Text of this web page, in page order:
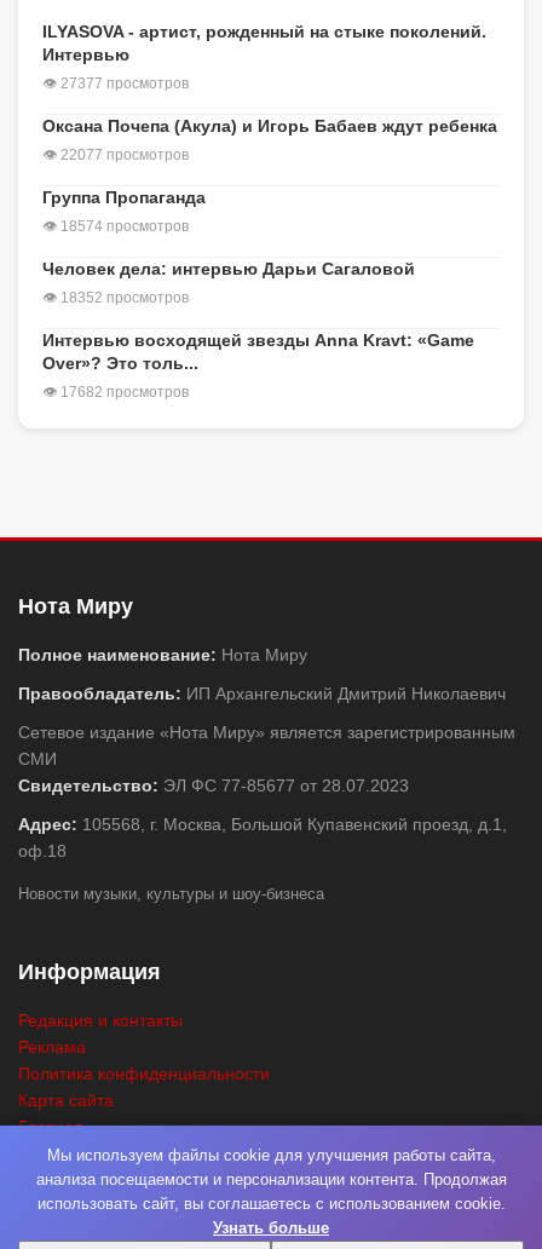
ILYASOVA - артист, рожденный на стыке поколений.
Интервью
👁 27377 просмотров
Оксана Почепа (Акула) и Игорь Бабаев ждут ребенка
👁 22077 просмотров
Группа Пропаганда
👁 18574 просмотров
Человек дела: интервью Дарьи Сагаловой
👁 18352 просмотров
Интервью восходящей звезды Anna Kravt: «Game
Over»? Это толь...
👁 17682 просмотров
Нота Миру
Полное наименование: Нота Миру
Правообладатель: ИП Архангельский Дмитрий Николаевич
Сетевое издание «Нота Миру» является зарегистрированным
СМИ
Свидетельство: ЭЛ ФС 77-85677 от 28.07.2023
Адрес: 105568, г. Москва, Большой Купавенский проезд, д.1,
оф.18
Новости музыки, культуры и шоу-бизнеса
Информация
Редакция и контакты
Реклама
Политика конфиденциальности
Карта сайта
Главная
Поиск
© 2026Нота Миру. РазработкаФабрика Медиа Мьюзик. Все права
Мы используем файлы cookie для улучшения работы сайта,
анализа посещаемости и персонализации контента. Продолжая
использовать сайт, вы соглашаетесь с использованием cookie.
Узнать больше